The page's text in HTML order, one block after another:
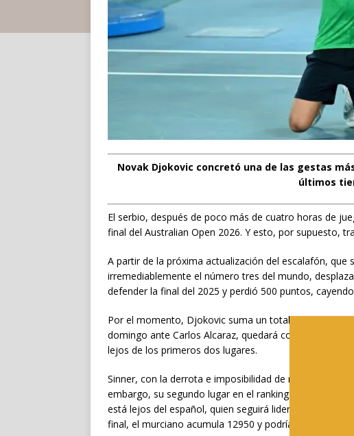
Novak Djokovic concretó una de las gestas
últimos
El serbio, después de poco más de cuatro horas de
final del Australian Open 2026. Y esto, por supuesto,
A partir de la próxima actualización del escalafón, que
irremediablemente el número tres del mundo,
defender la final del 2025 y perdió 500 puntos,
Por el momento, Djokovic suma un total de 5280
domingo ante Carlos Alcaraz, quedará con 5980
lejos de los primeros dos lugares.
Sinner, con la derrota e imposibilidad de retener la
embargo, su segundo lugar en el ranking no se
está lejos del español, quien seguirá liderando el
final, el murciano acumula 12950 y podría llegar a